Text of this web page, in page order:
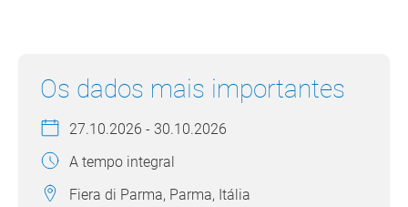
Os dados mais importantes
27.10.2026 - 30.10.2026
A tempo integral
Fiera di Parma, Parma, Itália